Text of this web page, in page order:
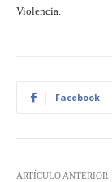
Violencia.
Facebook
ARTÍCULO ANTERIOR